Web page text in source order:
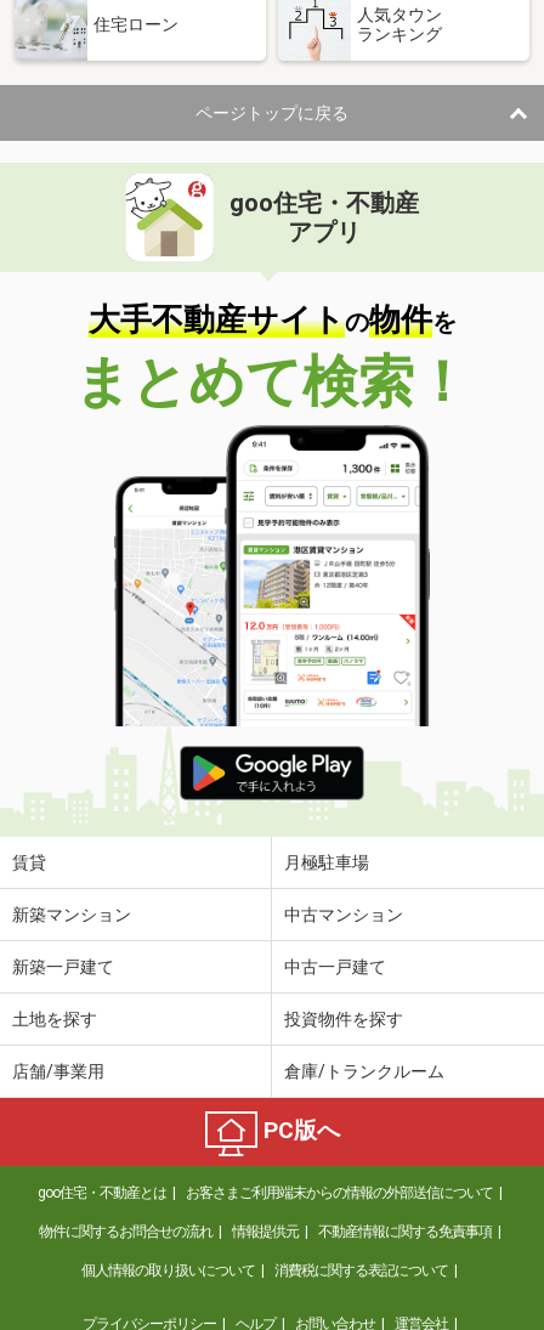
住宅ローン
人気タウン
ランキング
ページトップに戻る
goo住宅・不動産
アプリ
大手不動産サイトの物件を
まとめて検索！
賃貸 月極駐車場
新築マンション 中古マンション
新築一戸建て 中古一戸建て
土地を探す 投資物件を探す
店舗/事業用 倉庫/トランクルーム
PC版へ
goo住宅・不動産とは お客さまご利用端末からの情報の外部送信について
物件に関するお問合せの流れ 情報提供元 不動産情報に関する免責事項
個人情報の取り扱いについて 消費税に関する表記について
プライバシーポリシー ヘルプ お問い合わせ 運営会社